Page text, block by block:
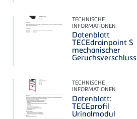
TECHNISCHE
INFORMATIONEN
Datenblatt
TECEdrainpoint S
mechanischer
Geruchsverschluss
TECHNISCHE
INFORMATIONEN
Datenblatt:
TECEprofil
Urinalmodul